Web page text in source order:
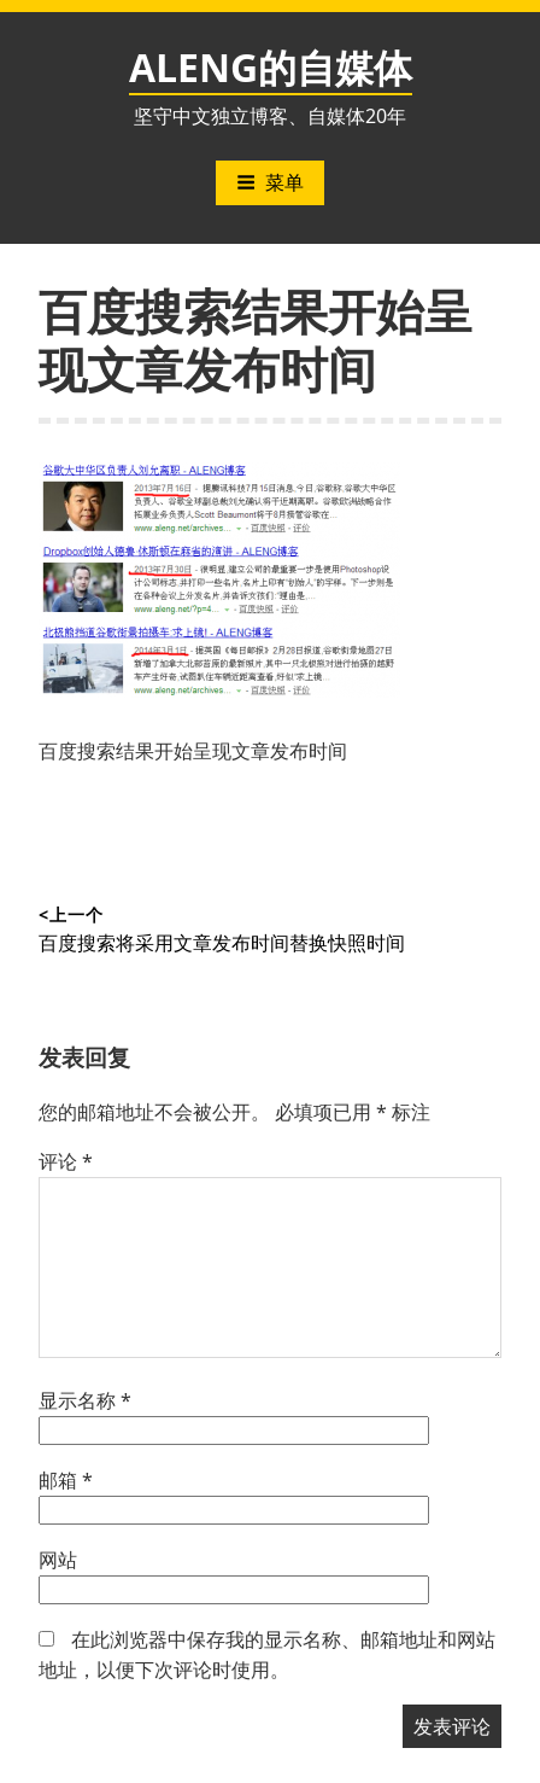
跳
ALENG的自媒体
坚守中文独立博客、自媒体20年
菜单
百度搜索结果开始呈
现文章发布时间
百度搜索结果开始呈现文章发布时间
章
<上一个
上
百度搜索将采用文章发布时间替换快照时间
发表回复
您的邮箱地址不会被公开。 必填项已用 * 标注
评论*
显示名称*
邮箱 *
网站
在此浏览器中保存我的显示名称、邮箱地址和网站
地址，以便下次评论时使用。